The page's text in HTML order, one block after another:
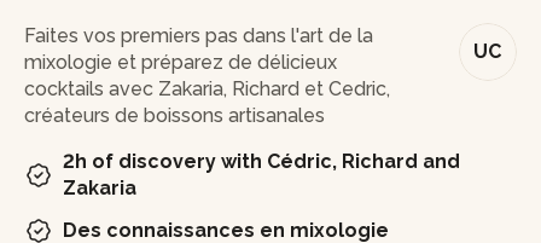
In brief
UC
Faites vos premiers pas dans l'art de la
mixologie et préparez de délicieux
cocktails avec Zakaria, Richard et Cedric,
créateurs de boissons artisanales
2h of discovery with Cédric, Richard and
Zakaria
Des connaissances en mixologie